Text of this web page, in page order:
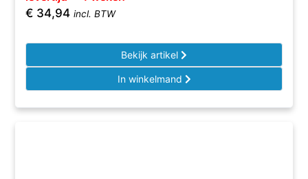
€ 34,94 incl. BTW
Bekijk artikel
In winkelmand